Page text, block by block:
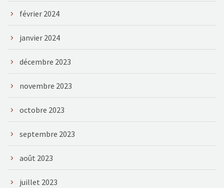
février 2024
janvier 2024
décembre 2023
novembre 2023
octobre 2023
septembre 2023
août 2023
juillet 2023